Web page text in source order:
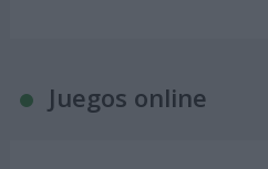
Juegos online